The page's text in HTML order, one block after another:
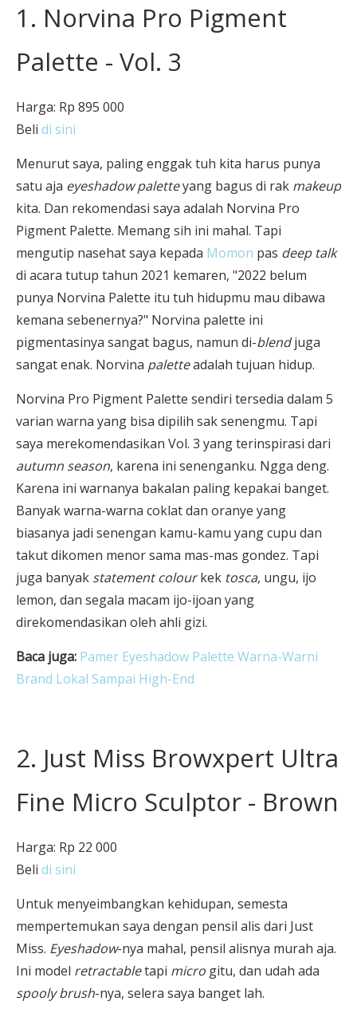
1. Norvina Pro Pigment
Palette - Vol. 3
Harga: Rp 895 000
Beli di sini
Menurut saya, paling enggak tuh kita harus punya
satu aja eyeshadow paletteyang bagus di rak makeup
kita. Dan rekomendasi saya adalah Norvina Pro
Pigment Palette. Memang sih ini mahal. Tapi
mengutip nasehat saya kepada Momon pas deep talk
di acara tutup tahun 2021 kemaren, "2022 belum
punya Norvina Palette itu tuh hidupmu mau dibawa
kemana sebenernya?" Norvina palette ini
pigmentasinya sangat bagus, namun di-blendjuga
sangat enak. Norvina paletteadalah tujuan hidup.
Norvina Pro Pigment Palette sendiri tersedia dalam 5
varian warna yang bisa dipilih sak senengmu. Tapi
saya merekomendasikan Vol. 3 yang terinspirasi dari
autumn season, karena ini senenganku. Ngga deng.
Karena ini warnanya bakalan paling kepakai banget.
Banyak warna-warna coklat dan oranye yang
biasanya jadi senengan kamu-kamu yang cupu dan
takut dikomen menor sama mas-mas gondez. Tapi
juga banyak statement colourkek tosca, ungu, ijo
lemon, dan segala macam ijo-ijoan yang
direkomendasikan oleh ahli gizi.
Baca juga: Pamer Eyeshadow Palette Warna-Warni
Brand Lokal Sampai High-End
2. Just Miss Browxpert Ultra
Fine Micro Sculptor - Brown
Harga: Rp 22 000
Beli di sini
Untuk menyeimbangkan kehidupan, semesta
mempertemukan saya dengan pensil alis dari Just
Miss. Eyeshadow-nya mahal, pensil alisnya murah aja.
Ini model retractabletapi micro gitu, dan udah ada
spooly brush-nya, selera saya banget lah.